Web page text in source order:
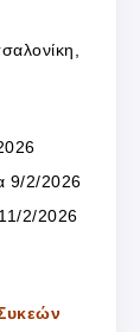
9/2/2026
2/2026